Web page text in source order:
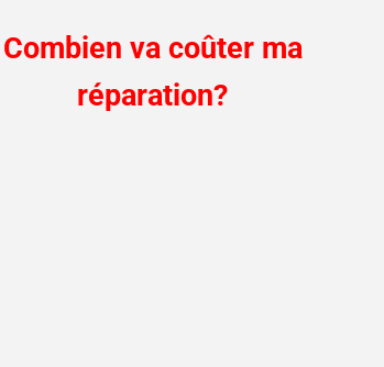
Combien va coûter ma
réparation?